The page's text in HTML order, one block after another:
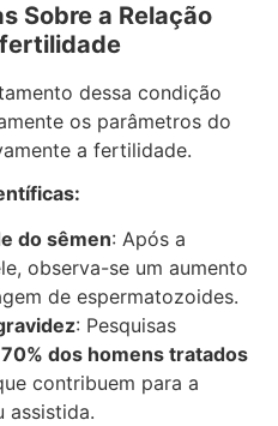
Sobre a Relação
dessa condição
os parâmetros do
a fertilidade.
do sêmen: Após a
observa-se um aumento
de espermatozoides.
: Pesquisas
70% dos homens tratados
contribuem para a
assistida.